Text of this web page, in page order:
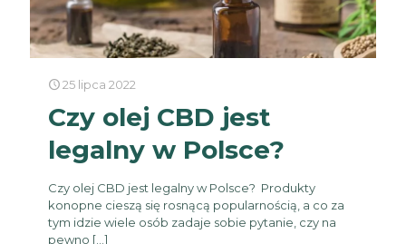
25 lipca 2022
Czy olej CBD jest
legalny w Polsce?
Czy olej CBD jest legalny w Polsce? Produkty
konopne cieszą się rosnącą popularnością, a co za
tym idzie wiele osób zadaje sobie pytanie, czy na
pewno […]